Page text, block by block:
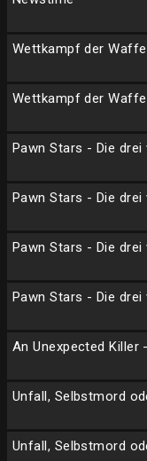
Wettkampf der
Wettkampf der
Pawn Stars - Die
Pawn Stars - Die
Pawn Stars - Die
Pawn Stars - Die
An Unexpected Killer
Unfall, Selbstmord
Unfall, Selbstmord